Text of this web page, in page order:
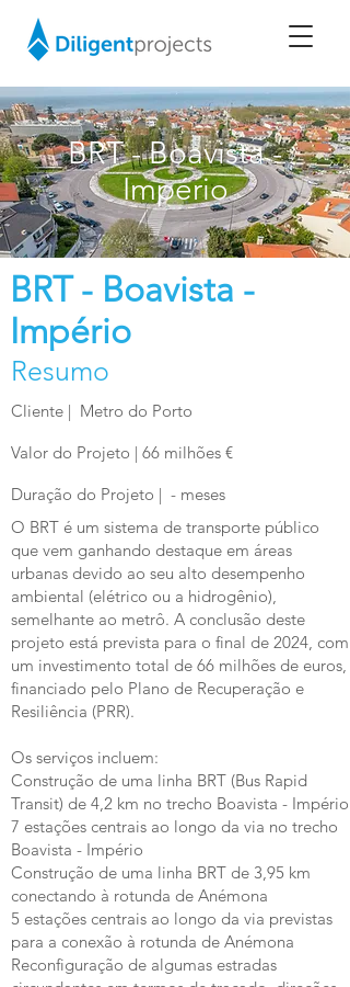
BRT - Boavista -
Império
BRT - Boavista -
Império
Resumo
Cliente | Metro do Porto
Valor do Projeto | 66 milhões €
Duração do Projeto | - meses
O BRT é um sistema de transporte público
que vem ganhando destaque em áreas
urbanas devido ao seu alto desempenho
ambiental (elétrico ou a hidrogênio),
semelhante ao metrô. A conclusão deste
projeto está prevista para o final de 2024, com
um investimento total de 66 milhões de euros,
financiado pelo Plano de Recuperação e
Resiliência (PRR).
Os serviços incluem:
Construção de uma linha BRT (Bus Rapid
Transit) de 4,2 km no trecho Boavista - Império
7 estações centrais ao longo da via no trecho
Boavista - Império
Construção de uma linha BRT de 3,95 km
conectando à rotunda de Anémona
5 estações centrais ao longo da via previstas
para a conexão à rotunda de Anémona
Reconfiguração de algumas estradas